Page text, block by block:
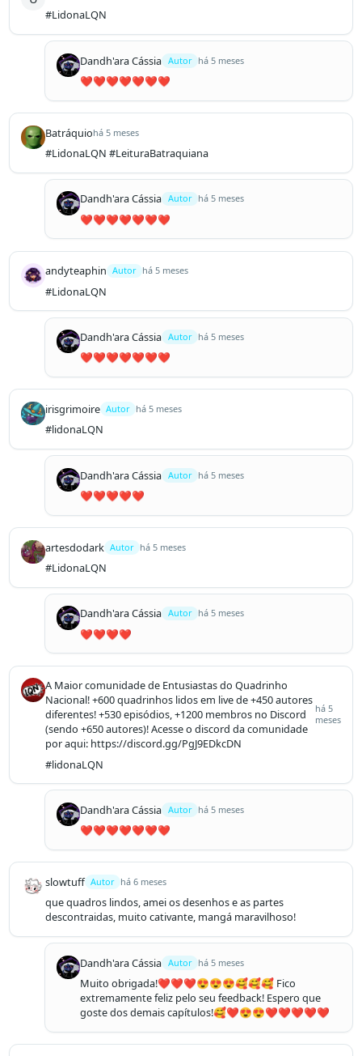
#LidonaLQN
Dandh'ara Cássia Autor há 5 meses
❤️❤️❤️❤️❤️❤️❤️
Batráquiohá 5 meses
#LidonaLQN #LeituraBatraquiana
Dandh'ara Cássia Autor há 5 meses
❤️❤️❤️❤️❤️❤️❤️
andyteaphin Autor há 5 meses
#LidonaLQN
Dandh'ara Cássia Autor há 5 meses
❤️❤️❤️❤️❤️❤️❤️
irisgrimoire Autor há 5 meses
#lidonaLQN
Dandh'ara Cássia Autor há 5 meses
❤️❤️❤️❤️❤️
artesdodark Autor há 5 meses
#LidonaLQN
Dandh'ara Cássia Autor há 5 meses
❤️❤️❤️❤️
A Maior comunidade de Entusiastas do Quadrinho
Nacional! +600 quadrinhos lidos em live de +450 autores
diferentes! +530 episódios, +1200 membros no Discord
(sendo +650 autores)! Acesse o discord da comunidade
por aqui: https://discord.gg/PgJ9EDkcDN
há 5
meses
#lidonaLQN
Dandh'ara Cássia Autor há 5 meses
❤️❤️❤️❤️❤️❤️❤️
slowtuff Autor há 6 meses
que quadros lindos, amei os desenhos e as partes
descontraidas, muito cativante, mangá maravilhoso!
Dandh'ara Cássia Autor há 5 meses
Muito obrigada!❤️❤️❤️😍😍😍🥰🥰🥰 Fico
extremamente feliz pelo seu feedback! Espero que
goste dos demais capítulos!🥰❤️😍😍❤️❤️❤️❤️❤️